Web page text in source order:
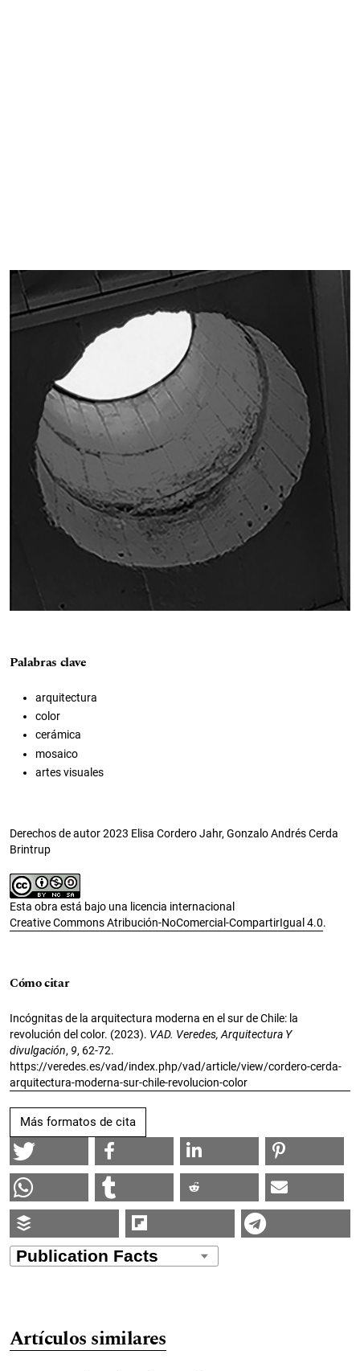
Imagen de portada
Palabras clave
arquitectura
color
cerámica
mosaico
artes visuales
Derechos de autor 2023 Elisa Cordero Jahr, Gonzalo Andrés Cerda
Brintrup
Esta obra está bajo una licencia internacional
Creative Commons Atribución-NoComercial-CompartirIgual 4.0.
Cómo citar
Incógnitas de la arquitectura moderna en el sur de Chile: la
revolución del color. (2023). VAD. Veredes, Arquitectura Y
divulgación, 9, 62-72.
https://veredes.es/vad/index.php/vad/article/view/cordero-cerda-
arquitectura-moderna-sur-chile-revolucion-color
Más formatos de cita
Artículos similares